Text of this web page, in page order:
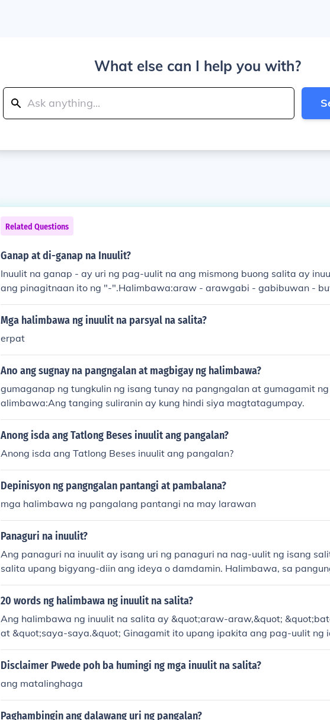
What else can I help you with?
Related Questions
Ganap at di-ganap na Inuulit?
Inuulit na ganap - ay uri ng pag-uulit na ang mismong buong salita ay
ang pinagitnaan ito ng "-".Halimbawa:araw - arawgabi - gabibuwan -
Inuulit na di-ganap - ay uri ng pag-uulit na ang bahagi lamang ng salita
uulit.Halimbawa:kakantauulanaarawdidilim
Mga halimbawa ng inuulit na parsyal na salita?
erpat
Ano ang sugnay na pangngalan at magbigay ng halimbawa?
gumaganap ng tungkulin ng isang tunay na pangngalan at gumagamit
alimbawa:Ang tanging suliranin ay kung hindi siya magtatagumpay.
Anong isda ang Tatlong Beses inuulit ang pangalan?
Anong isda ang Tatlong Beses inuulit ang pangalan?
Depinisyon ng pangngalan pantangi at pambalana?
mga halimbawa ng pangalang pantangi na may larawan
Panaguri na inuulit?
Ang panaguri na inuulit ay isang uri ng panaguri na nag-uulit ng isang
salita upang bigyang-diin ang ideya o damdamin. Halimbawa, sa
ot;Ang ganda-ganda ng bulaklak,&quot; ang salitang &quot;ganda&quot;
ng ipahayag ang labis na kagandahan ng bulaklak. Nakakatulong ito sa
20 words ng halimbawa ng inuulit na salita?
Ang halimbawa ng inuulit na salita ay &quot;araw-araw,&quot;
at &quot;saya-saya.&quot; Ginagamit ito upang ipakita ang pag-uulit ng
ian.
Disclaimer Pwede poh ba humingi ng mga inuulit na salita?
ang matalinghaga
Paghambingin ang dalawang uri ng pangalan?